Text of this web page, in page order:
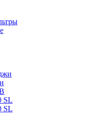
SL
SL